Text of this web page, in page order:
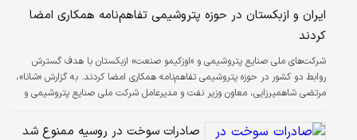
ایران و ازبکستان در حوزه پتروشیمی تفاهم‌نامه همکاری امضا
کردند
شرکت‌های ملی صنایع پتروشیمی و «اوزکیمو صنعت» ازبکستان با هدف گسترش
روابط دو کشور در حوزه پتروشیمی تفاهم‌نامه همکاری امضا کردند. به گزارش «شانا»،
مرتضی شاهمیرزایی، معاون وزیر نفت و مدیرعامل شرکت ملی صنایع پتروشیمی و
در حاشیه چهارمین روز از هفدهمین نمایشگاه بین‌المللی ایران‌‌‌‌‌‌‌‌پلاست تفاهم‌نامه
صادرات سوخت در روسیه ممنوع شد